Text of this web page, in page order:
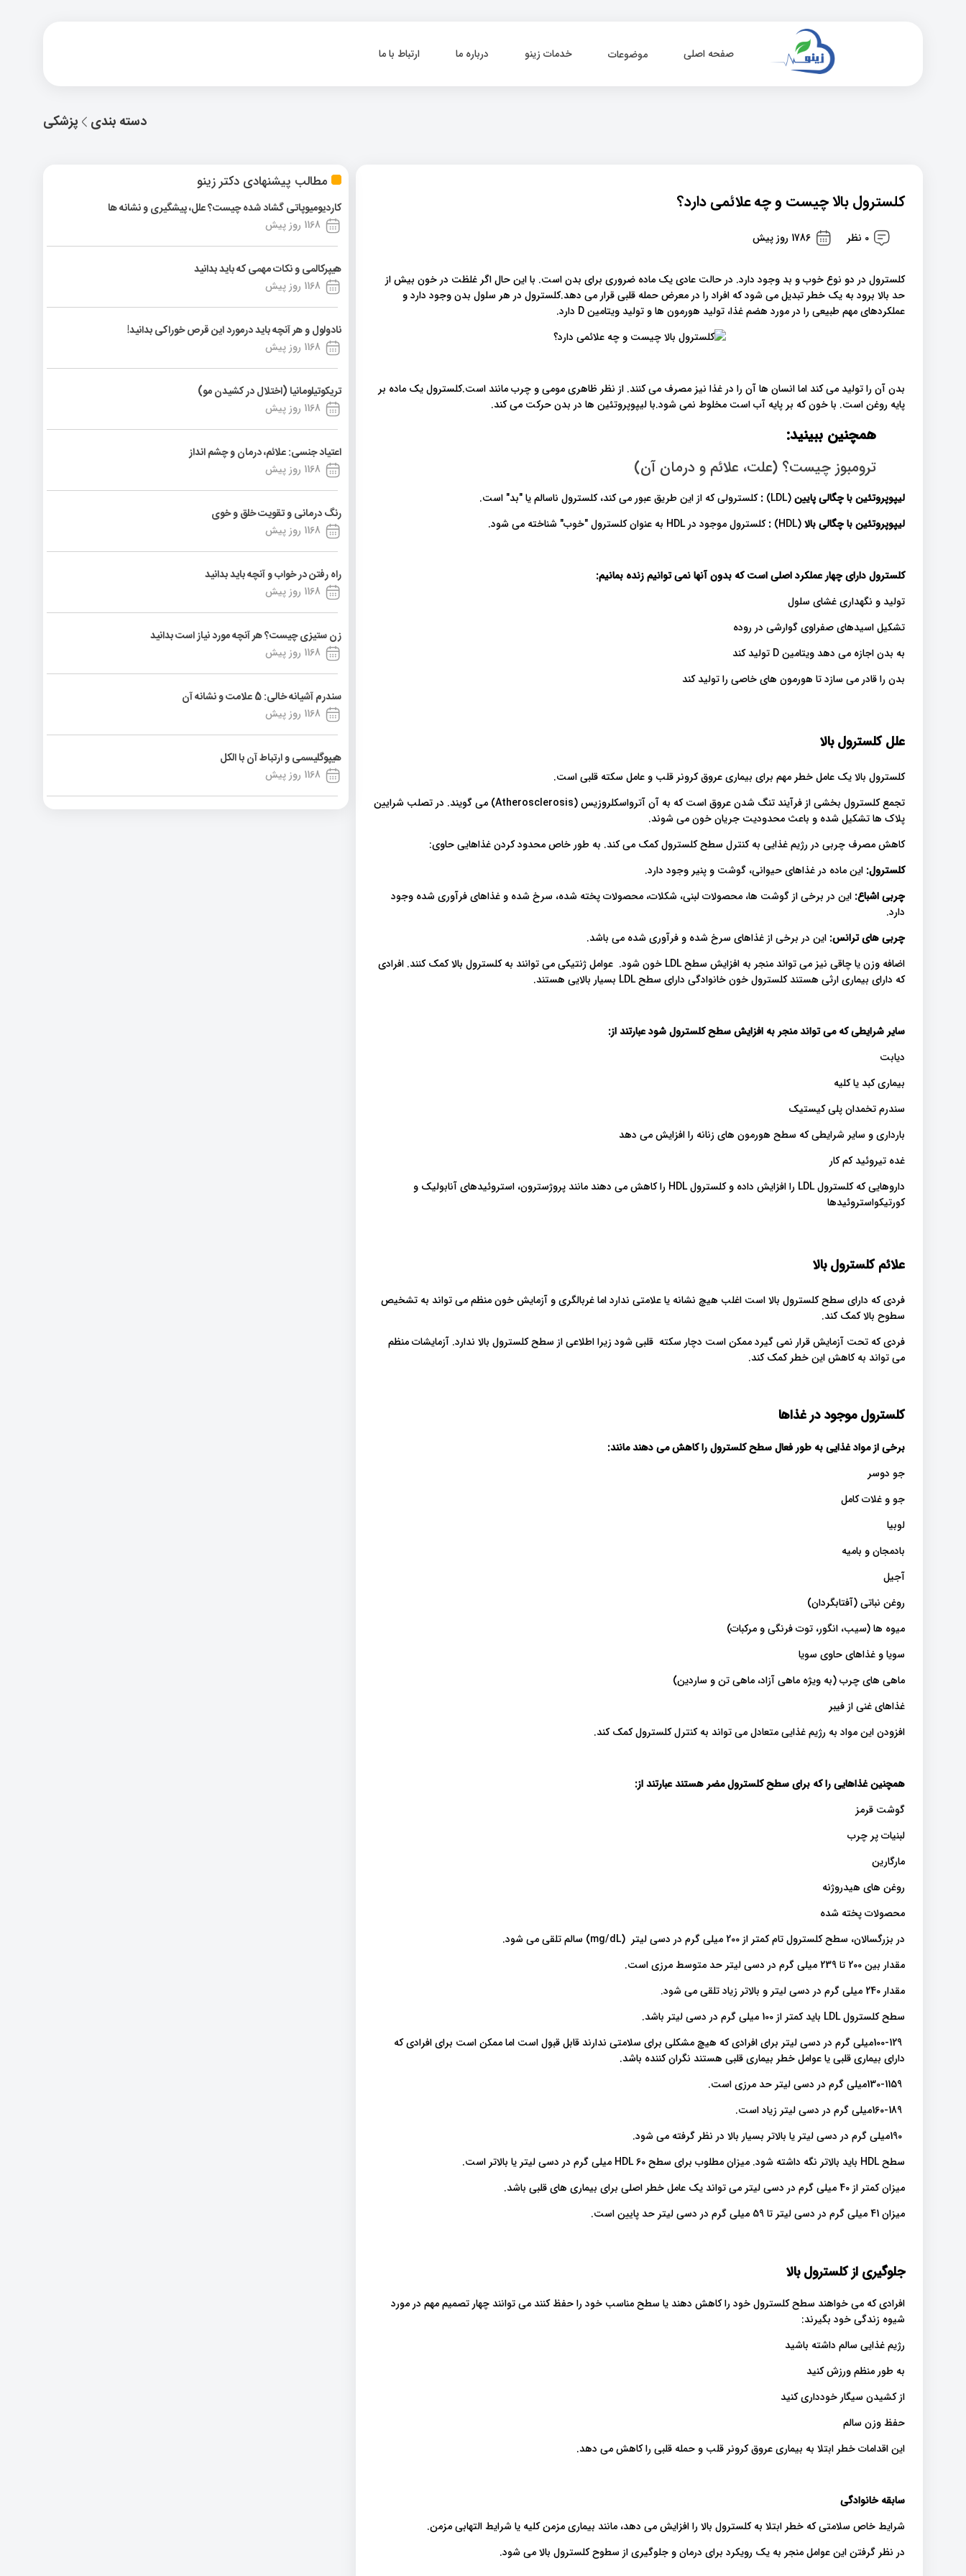
صفحه اصلی موضوعات خدمات زینو درباره ما ارتباط با ما
پزشکی دسته بندی
مطالب پیشنهادی دکتر زینو
کاردیومیوپاتی گشاد شده چیست؟ علل، پیشگیری و نشانه ها
1168 روز پیش
هیپرکالمی و نکات مهمی که باید بدانید
1168 روز پیش
نادولول و هر آنچه باید درمورد این قرص خوراکی بدانید!
1168 روز پیش
تریکوتیلومانیا (اختلال در کشیدن مو)
1168 روز پیش
اعتیاد جنسی: علائم، درمان و چشم انداز
1168 روز پیش
رنگ درمانی و تقویت خلق و خوی
1168 روز پیش
راه رفتن در خواب و آنچه باید بدانید
1168 روز پیش
زن ستیزی چیست؟ هر آنچه مورد نیاز است بدانید
1168 روز پیش
سندرم آشیانه خالی: 5 علامت و نشانه آن
1168 روز پیش
هیپوگلیسمی و ارتباط آن با الکل
1168 روز پیش
کلسترول بالا چیست و چه علائمی دارد؟
0 نظر 1786 روز پیش
کلسترول در دو نوع خوب و بد وجود دارد. در حالت عادی یک ماده ضروری برای بدن است. با این حال اگر غلظت در خون بیش از
حد بالا برود به یک خطر تبدیل می شود که افراد را در معرض حمله قلبی قرار می دهد.کلسترول در هر سلول بدن وجود دارد و
عملکردهای مهم طبیعی را در مورد هضم غذا، تولید هورمون ها و تولید ویتامین D دارد.
بدن آن را تولید می کند اما انسان ها آن را در غذا نیز مصرف می کنند. از نظر ظاهری مومی و چرب مانند است.کلسترول یک ماده بر
پایه روغن است. با خون که بر پایه آب است مخلوط نمی شود.با لیپوپروتئین ها در بدن حرکت می کند.
همچنین ببینید:
ترومبوز چیست؟ (علت، علائم و درمان آن)
لیپوپروتئین با چگالی پایین(LDL)
:کلسترولی که از این طریق عبور می کند، کلسترول ناسالم یا "بد" است.
لیپوپروتئین با چگالی بالا(HDL)
:کلسترول موجود در HDL به عنوان کلسترول "خوب" شناخته می شود.
کلسترول دارای چهار عملکرد اصلی است که بدون آنها نمی توانیم زنده بمانیم:
تولید و نگهداری غشای سلول
تشکیل اسیدهای صفراوی گوارشی در روده
به بدن اجازه می دهد ویتامین D تولید کند
بدن را قادر می سازد تا هورمون های خاصی را تولید کند
علل کلسترول بالا
کلسترول بالا یک عامل خطر مهم برای بیماری عروق کرونر قلب و عامل سکته قلبی است.
تجمع کلسترول بخشی از فرآیند تنگ شدن عروق است که به آن آترواسکلروزیس (Atherosclerosis) می گویند. در تصلب شرایین
پلاک ها تشکیل شده و باعث محدودیت جریان خون می شوند.
کاهش مصرف چربی در رژیم غذایی به کنترل سطح کلسترول کمک می کند. به طور خاص محدود کردن غذاهایی حاوی:
کلسترول: این ماده در غذاهای حیوانی، گوشت و پنیر وجود دارد.
چربی اشباع: این در برخی از گوشت ها، محصولات لبنی، شکلات، محصولات پخته شده، سرخ شده و غذاهای فرآوری شده وجود
دارد.
چربی های ترانس: این در برخی از غذاهای سرخ شده و فرآوری شده می باشد.
اضافه وزن یا چاقی نیز می تواند منجر به افزایش سطح LDL خون شود. عوامل ژنتیکی می توانند به کلسترول بالا کمک کنند. افرادی
که دارای بیماری ارثی هستند کلسترول خون خانوادگی دارای سطح LDL بسیار بالایی هستند.
سایر شرایطی که می تواند منجر به افزایش سطح کلسترول شود عبارتند از:
دیابت
بیماری کبد یا کلیه
سندرم تخمدان پلی کیستیک
بارداری و سایر شرایطی که سطح هورمون های زنانه را افزایش می دهد
غده تیروئید کم کار
داروهایی که کلسترول LDL را افزایش داده و کلسترول HDL را کاهش می دهند مانند پروژسترون، استروئیدهای آنابولیک و
کورتیکواستروئیدها
علائم کلسترول بالا
فردی که دارای سطح کلسترول بالا است اغلب هیچ نشانه یا علامتی ندارد اما غربالگری و آزمایش خون منظم می تواند به تشخیص
سطوح بالا کمک کند.
فردی که تحت آزمایش قرار نمی گیرد ممکن است دچار سکته قلبی شود زیرا اطلاعی از سطح کلسترول بالا ندارد. آزمایشات منظم
می تواند به کاهش این خطر کمک کند.
کلسترول موجود در غذاها
برخی از مواد غذایی به طور فعال سطح کلسترول را کاهش می دهند مانند:
جو دوسر
جو و غلات کامل
لوبیا
بادمجان و بامیه
آجیل
روغن نباتی (آفتابگردان)
میوه ها (سیب، انگور، توت فرنگی و مرکبات)
سویا و غذاهای حاوی سویا
ماهی های چرب (به ویژه ماهی آزاد، ماهی تن و ساردین)
غذاهای غنی از فیبر
افزودن این مواد به رژیم غذایی متعادل می تواند به کنترل کلسترول کمک کند.
همچنین غذاهایی را که برای سطح کلسترول مضر هستند عبارتند از:
گوشت قرمز
لبنیات پر چرب
مارگارین
روغن های هیدروژنه
محصولات پخته شده
در بزرگسالان، سطح کلسترول تام کمتر از 200 میلی گرم در دسی لیتر (mg/dL) سالم تلقی می شود.
مقدار بین 200 تا 239 میلی گرم در دسی لیتر حد متوسط مرزی است.
مقدار 240 میلی گرم در دسی لیتر و بالاتر زیاد تلقی می شود.
سطح کلسترول LDL باید کمتر از 100 میلی گرم در دسی لیتر باشد.
100-129میلی گرم در دسی لیتر برای افرادی که هیچ مشکلی برای سلامتی ندارند قابل قبول است اما ممکن است برای افرادی که
دارای بیماری قلبی یا عوامل خطر بیماری قلبی هستند نگران کننده باشد.
سطح HDL باید بالاتر نگه داشته شود. میزان مطلوب برای سطح HDL 60 میلی گرم در دسی لیتر یا بالاتر است.
میزان کمتر از 40 میلی گرم در دسی لیتر می تواند یک عامل خطر اصلی برای بیماری های قلبی باشد.
میزان 41 میلی گرم در دسی لیتر تا 59 میلی گرم در دسی لیتر حد پایین است.
جلوگیری از کلسترول بالا
افرادی که می خواهند سطح کلسترول خود را کاهش دهند یا سطح مناسب خود را حفظ کنند می توانند چهار تصمیم مهم در مورد
شیوه زندگی خود بگیرند:
رژیم غذایی سالم داشته باشید
به طور منظم ورزش کنید
از کشیدن سیگار خودداری کنید
حفظ وزن سالم
این اقدامات خطر ابتلا به بیماری عروق کرونر قلب و حمله قلبی را کاهش می دهد.
سابقه خانوادگی
شرایط خاص سلامتی که خطر ابتلا به کلسترول بالا را افزایش می دهد، مانند بیماری مزمن کلیه یا شرایط التهابی مزمن.
در نظر گرفتن این عوامل منجر به یک رویکرد برای درمان و جلوگیری از سطوح کلسترول بالا می شود.